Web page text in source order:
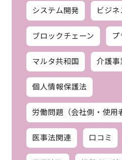
システム開発 ビジ
ブロックチェーン
マルタ共和国 介護事
個人情報保護法
労働問題（会社側・使用
医事法関連 口コミ